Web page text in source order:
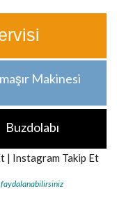
Makinesi
Buzdolabı
| Instagram Takip Et